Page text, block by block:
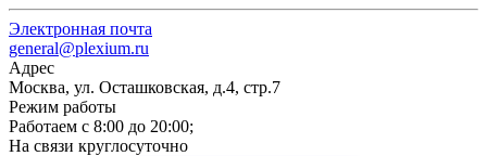
Электронная почта
general@plexium.ru
Адрес
Москва, ул. Осташковская, д.4, стр.7
Режим работы
Работаем с 8:00 до 20:00;
На связи круглосуточно